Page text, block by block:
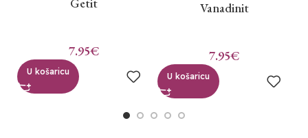
Getit
7.95€
U košaricu
Vanadinit
7.95€
U košaricu